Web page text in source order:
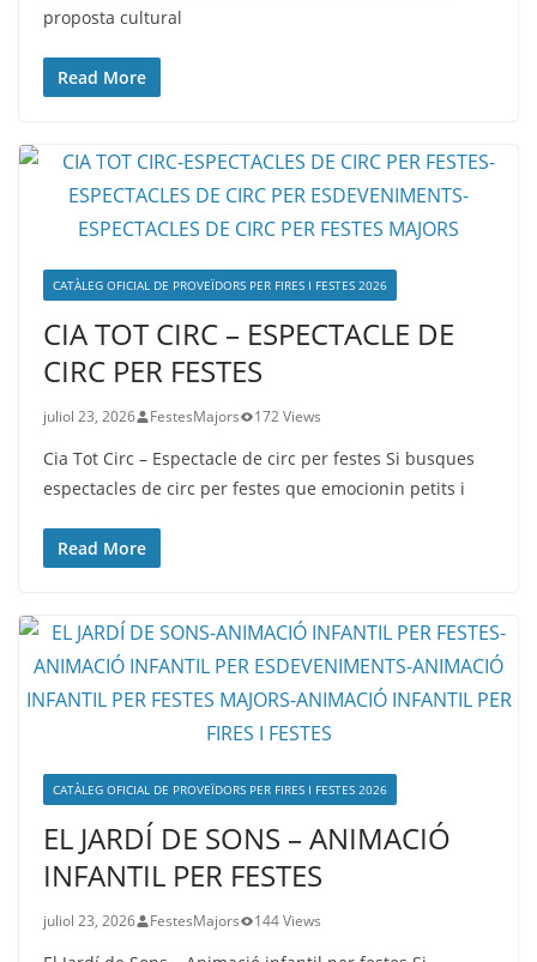
proposta cultural
Read More
CATÀLEG OFICIAL DE PROVEÏDORS PER FIRES I FESTES 2026
CIA TOT CIRC – ESPECTACLE DE
CIRC PER FESTES
juliol 23, 2026 FestesMajors 172 Views
Cia Tot Circ – Espectacle de circ per festes Si busques
espectacles de circ per festes que emocionin petits i
Read More
CATÀLEG OFICIAL DE PROVEÏDORS PER FIRES I FESTES 2026
EL JARDÍ DE SONS – ANIMACIÓ
INFANTIL PER FESTES
juliol 23, 2026 FestesMajors 144 Views